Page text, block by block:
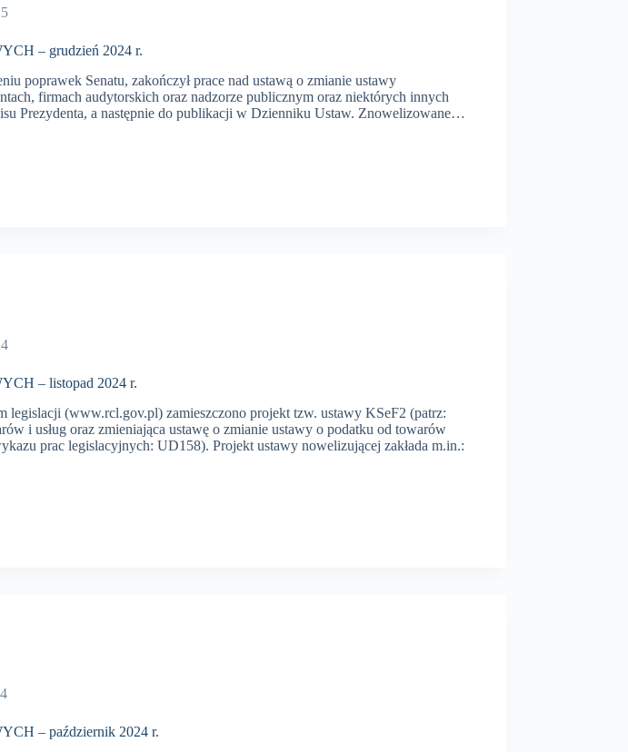
– grudzień 2024 r.
poprawek Senatu, zakończył prace nad ustawą o zmianie ustawy
firmach audytorskich oraz nadzorze publicznym oraz niektórych innych
Prezydenta, a następnie do publikacji w Dzienniku Ustaw. Znowelizowane…
– listopad 2024 r.
legislacji (www.rcl.gov.pl) zamieszczono projekt tzw. ustawy KSeF2 (patrz:
i usług oraz zmieniająca ustawę o zmianie ustawy o podatku od towarów
prac legislacyjnych: UD158). Projekt ustawy nowelizującej zakłada m.in.:
– październik 2024 r.